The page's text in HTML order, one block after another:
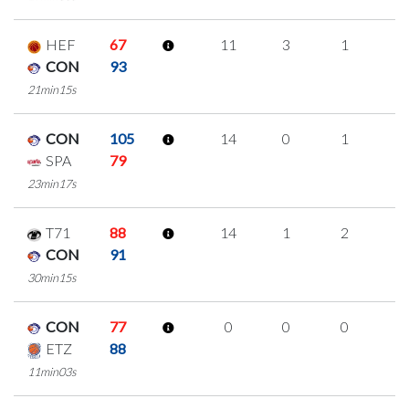
HEF
67
CON
93
21min15s
11 3 1
CON
105
SPA
79
23min17s
14 0 1
T71
88
CON
91
30min15s
14 1 2
CON
77
ETZ
88
11min03s
0 0 0